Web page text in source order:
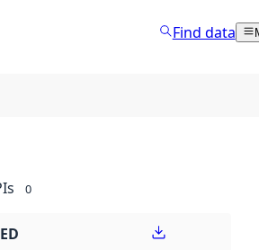
Find data
0